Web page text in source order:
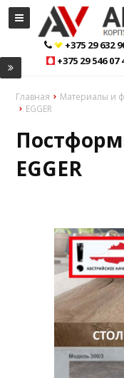
+375 29 632
+375 29 546 07
Главная Материалы и
EGGER
EGGER